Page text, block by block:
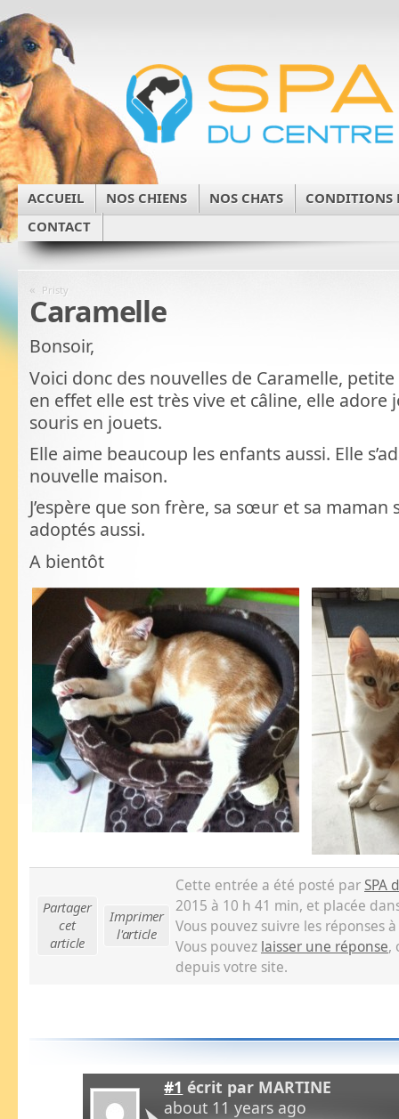
ACCUEIL NOS CHIENS NOS CHATS
CONDITIONS
CONTACT
« Pristy
Caramelle
Bonsoir,
Voici donc des nouvelles de Caramelle,
en effet elle est très vive et câline, elle adore
souris en jouets.
Elle aime beaucoup les enfants aussi. Elle
nouvelle maison.
J’espère que son frère, sa sœur et sa
adoptés aussi.
A bientôt
Partager
cet
article
Imprimer
l'article
Cette entrée a été posté parSPA
2015 à 10 h 41 min, et placée
Vous pouvez suivre les réponses
Vous pouvez laisser une réponse,
depuis votre site.
#1 écrit par MARTINE
about 11 years ago